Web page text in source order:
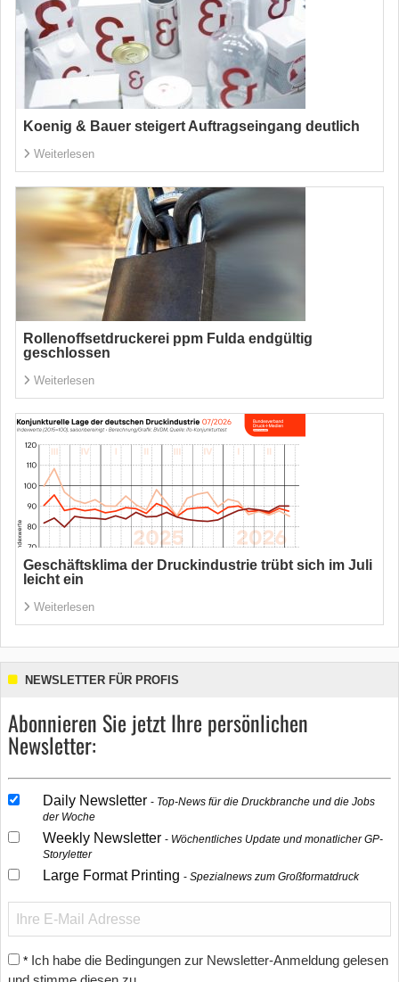
Koenig & Bauer steigert Auftragseingang deutlich
Weiterlesen
Rollenoffsetdruckerei ppm Fulda endgültig
geschlossen
Weiterlesen
Geschäftsklima der Druckindustrie trübt sich im Juli
leicht ein
Weiterlesen
NEWSLETTER FÜR PROFIS
Abonnieren Sie jetzt Ihre persönlichen
Newsletter:
Daily Newsletter
Top-News für die Druckbranche und die Jobs
der Woche
Weekly Newsletter
Wöchentliches Update und monatlicher GP-
Storyletter
Large Format Printing Spezialnews zum Großformatdruck
* Ich habe die Bedingungen zur Newsletter-Anmeldung gelesen